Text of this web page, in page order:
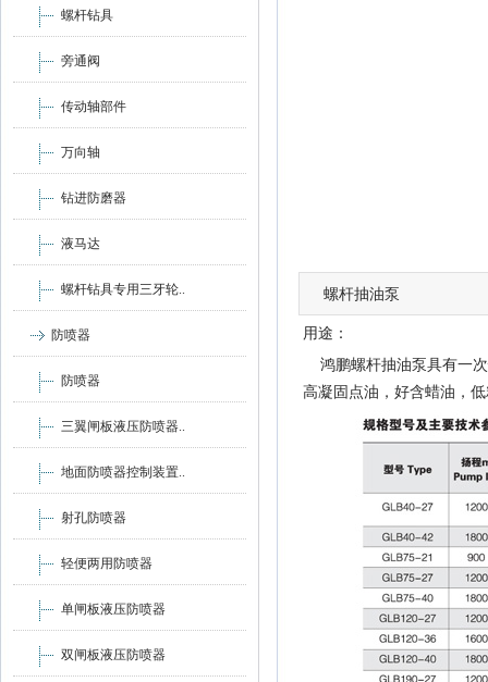
螺杆钻具
旁通阀
传动轴部件
万向轴
钻进防磨器
液马达
螺杆钻具专用三牙轮..
防喷器
防喷器
三翼闸板液压防喷器..
地面防喷器控制装置..
射孔防喷器
轻便两用防喷器
单闸板液压防喷器
双闸板液压防喷器
螺杆抽油泵
用途：
鸿鹏螺杆抽油泵具有一次
高凝固点油，好含蜡油，